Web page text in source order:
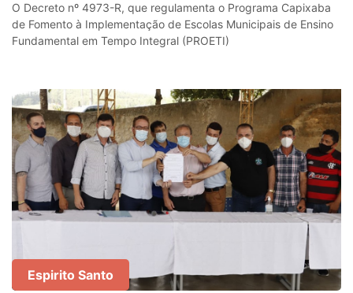
O Decreto nº 4973-R, que regulamenta o Programa Capixaba
de Fomento à Implementação de Escolas Municipais de Ensino
Fundamental em Tempo Integral (PROETI)
Espirito Santo